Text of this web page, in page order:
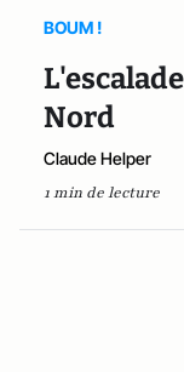
BOUM !
Nord
Claude Helper
1 min de lecture